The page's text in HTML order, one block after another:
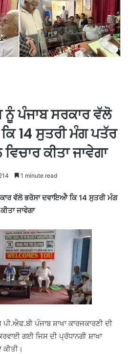
ਨੂੰ ਪੰਜਾਬ ਸਰਕਾਰ ਵੱਲੋ
14 ਸੁਤਰੀ ਮੰਗ ਪਤੱਰ
ਕੀਤਾ ਜਾਵੇਗਾ
1 minute read
ਵੱਲੋ ਭਰੋਸਾ ਦਵਾਇਆੈ ਕਿ 14 ਸੁਤਰੀ ਮੰਗ
ਜਾਵੇਗਾ
ਪੰਜਾਬ ਸ਼ਾਖਾ ਕਾਰਜਕਾਰਣੀ ਦੀ
ਗਈ ਜਿਸ ਦੀ ਪ੍ਰੱਧਾਨਗੀ ਸ਼ਾਖਾ